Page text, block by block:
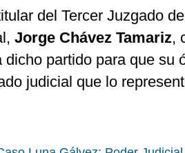
del Tercer Juzgado
Jorge Chávez Tamariz,
partido para que su
judicial que lo